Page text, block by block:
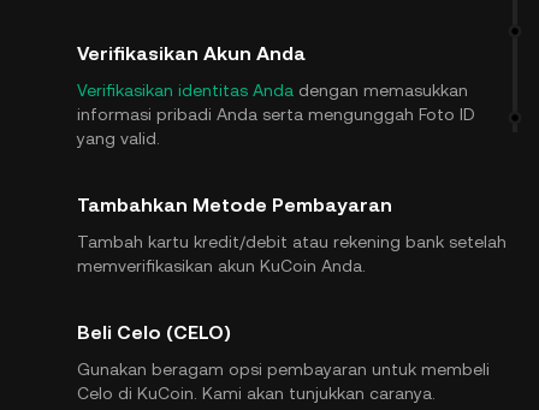
Verifikasikan Akun Anda
Verifikasikan identitas Anda dengan memasukkan
informasi pribadi Anda serta mengunggah Foto ID
yang valid.
Tambahkan Metode Pembayaran
Tambah kartu kredit/debit atau rekening bank setelah
memverifikasikan akun KuCoin Anda.
Beli Celo (CELO)
Gunakan beragam opsi pembayaran untuk membeli
Celo di KuCoin. Kami akan tunjukkan caranya.